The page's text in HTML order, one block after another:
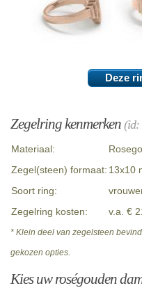
Deze
Zegelring kenmerken (id:
Materiaal:
Zegel(steen) formaat: 13x10
Soort ring:
Zegelring kosten:
v.a. €
* Klein deel van zegelsteen
gekozen opties.
Kies uw roségouden